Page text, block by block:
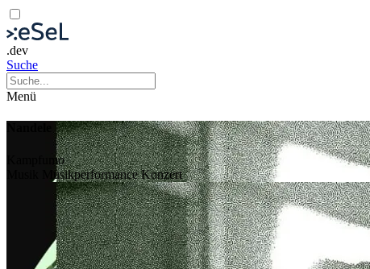
.dev
Suche
Menü
Kampfumo
MusikperformanceKonzert